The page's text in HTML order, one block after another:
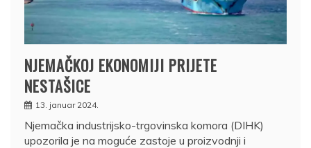
NJEMAČKOJ EKONOMIJI PRIJETE
NESTAŠICE
13. januar 2024.
Njemačka industrijsko-trgovinska komora (DIHK)
upozorila je na moguće zastoje u proizvodnji i